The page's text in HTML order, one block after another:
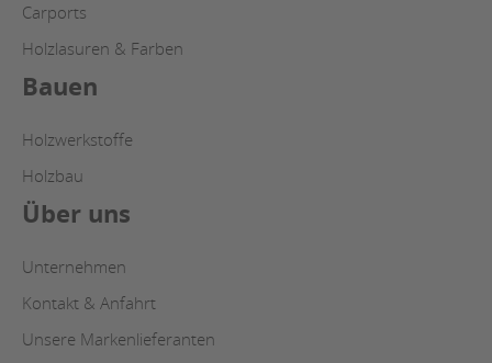
Carports
Holzlasuren & Farben
Bauen
Holzwerkstoffe
Holzbau
Über uns
Unternehmen
Kontakt & Anfahrt
Unsere Markenlieferanten